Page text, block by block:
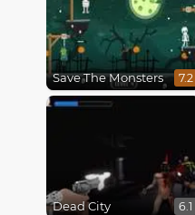
Save The Monsters 7.2
Dead City 6.1